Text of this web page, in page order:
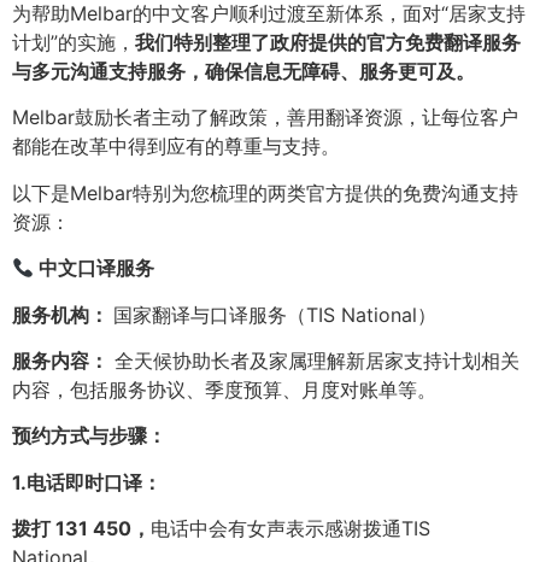
为帮助Melbar的中文客户顺利过渡至新体系，面对“居家支持
计划”的实施， 我们特别整理了政府提供的官方免费翻译服务
与多元沟通支持服务，确保信息无障碍、服务更可及。
Melbar鼓励长者主动了解政策，善用翻译资源，让每位客户
都能在改革中得到应有的尊重与支持。
以下是Melbar特别为您梳理的两类官方提供的免费沟通支持
资源：
中文口译服务
服务机构： 国家翻译与口译服务（TIS National）
服务内容： 全天候协助长者及家属理解新居家支持计划相关
内容，包括服务协议、季度预算、月度对账单等。
预约方式与步骤：
1.电话即时口译：
拨打 131 450， 电话中会有女声表示感谢拨通TIS